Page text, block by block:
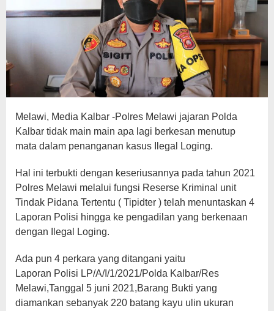
Melawi, Media Kalbar -Polres Melawi jajaran Polda
Kalbar tidak main main apa lagi berkesan menutup
mata dalam penanganan kasus Ilegal Loging.
Hal ini terbukti dengan keseriusannya pada tahun 2021
Polres Melawi melalui fungsi Reserse Kriminal unit
Tindak Pidana Tertentu ( Tipidter ) telah menuntaskan 4
Laporan Polisi hingga ke pengadilan yang berkenaan
dengan Ilegal Loging.
Ada pun 4 perkara yang ditangani yaitu
Laporan Polisi LP/A/I/1/2021/Polda Kalbar/Res
Melawi,Tanggal 5 juni 2021,Barang Bukti yang
diamankan sebanyak 220 batang kayu ulin ukuran